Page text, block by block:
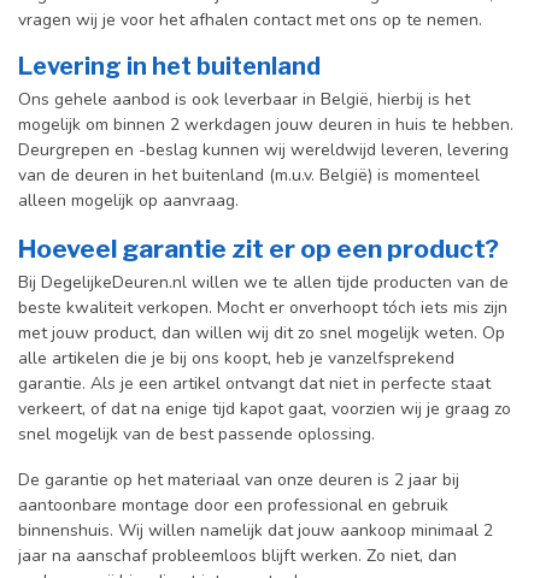
vragen wij je voor het afhalen contact met ons op te nemen.
Levering in het buitenland
Ons gehele aanbod is ook leverbaar in België, hierbij is het
mogelijk om binnen 2 werkdagen jouw deuren in huis te hebben.
Deurgrepen en -beslag kunnen wij wereldwijd leveren, levering
van de deuren in het buitenland (m.u.v. België) is momenteel
alleen mogelijk op aanvraag.
Hoeveel garantie zit er op een product?
Bij DegelijkeDeuren.nl willen we te allen tijde producten van de
beste kwaliteit verkopen. Mocht er onverhoopt tóch iets mis zijn
met jouw product, dan willen wij dit zo snel mogelijk weten. Op
alle artikelen die je bij ons koopt, heb je vanzelfsprekend
garantie. Als je een artikel ontvangt dat niet in perfecte staat
verkeert, of dat na enige tijd kapot gaat, voorzien wij je graag zo
snel mogelijk van de best passende oplossing.
De garantie op het materiaal van onze deuren is 2 jaar bij
aantoonbare montage door een professional en gebruik
binnenshuis. Wij willen namelijk dat jouw aankoop minimaal 2
jaar na aanschaf probleemloos blijft werken. Zo niet, dan